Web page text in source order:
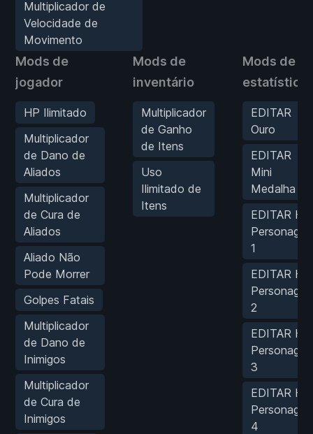
Multiplicador de
Velocidade de
Movimento
Mods de
jogador
HP Ilimitado
Multiplicador
de Dano de
Aliados
Multiplicador
de Cura de
Aliados
Aliado Não
Pode Morrer
Golpes Fatais
Multiplicador
de Dano de
Inimigos
Multiplicador
de Cura de
Inimigos
Mods de
inventário
Multiplicador
de Ganho
de Itens
Uso
Ilimitado de
Itens
Mods de
EDITAR
Ouro
EDITAR
Mini
Medalha
EDITAR HP
1
EDITAR HP
2
EDITAR HP
3
EDITAR HP
4